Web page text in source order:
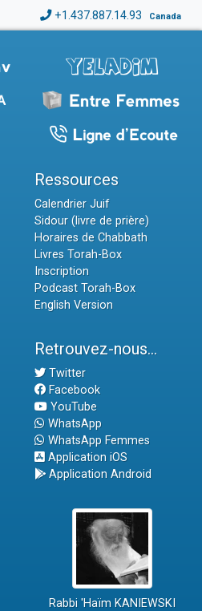
+1.437.887.14.93 Canada
Ressources
Calendrier Juif
Sidour (livre de prière)
Horaires de Chabbath
Livres Torah-Box
Inscription
Podcast Torah-Box
English Version
Retrouvez-nous...
Twitter
Facebook
YouTube
WhatsApp
WhatsApp Femmes
Application iOS
Application Android
Rabbi 'Haïm KANIEWSKI